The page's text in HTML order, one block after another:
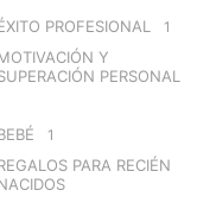
PROFESIONAL 1
Y
PERSONAL
1
PARA RECIÉN